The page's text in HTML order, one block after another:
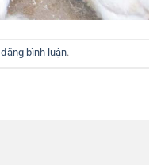
đăng bình luận.